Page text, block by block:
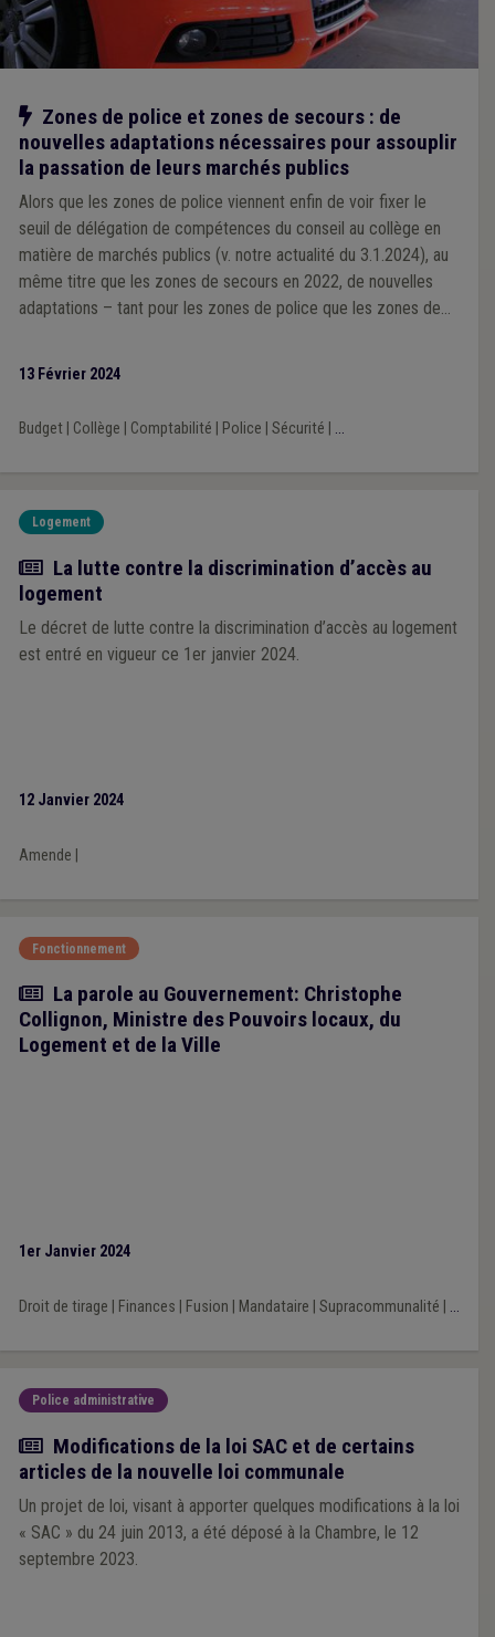
Notre action
Zones de police et zones de secours : de
nouvelles adaptations nécessaires pour assouplir
la passation de leurs marchés publics
Alors que les zones de police viennent enfin de voir fixer le
seuil de délégation de compétences du conseil au collège en
matière de marchés publics (v. notre actualité du 3.1.2024), au
même titre que les zones de secours en 2022, de nouvelles
adaptations – tant pour les zones de police que les zones de
13 Février 2024
Budget| Collège Comptabilité Police Sécurité ...
Logement
Actualité
La lutte contre la discrimination d’accès au
logement
Le décret de lutte contre la discrimination d’accès au logement
est entré en vigueur ce 1er janvier 2024.
12 Janvier 2024
Amende
Fonctionnement
Article
La parole au Gouvernement: Christophe
Collignon, Ministre des Pouvoirs locaux, du
Logement et de la Ville
1er Janvier 2024
Droit de tirage Finances Fusion Mandataire Supracommunalité ...
Police administrative
Actualité
Modifications de la loi SAC et de certains
articles de la nouvelle loi communale
Un projet de loi, visant à apporter quelques modifications à la loi
« SAC » du 24 juin 2013, a été déposé à la Chambre, le 12
septembre 2023.